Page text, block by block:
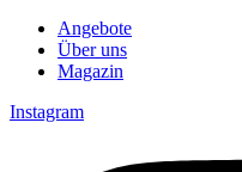
Angebote
Über uns
Magazin
Instagram